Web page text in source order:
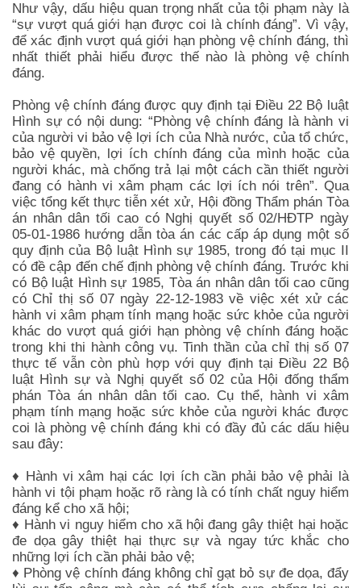
Như vậy, dấu hiệu quan trọng nhất của tội phạm này là
“sự vượt quá giới hạn được coi là chính đáng”. Vì vậy,
để xác định vượt quá giới hạn phòng vệ chính đáng, thì
nhất thiết phải hiểu được thế nào là phòng vệ chính
đáng.
Phòng vệ chính đáng được quy định tại Điều 22 Bộ luật
Hình sự có nội dung: “Phòng vệ chính đáng là hành vi
của người vi bảo vệ lợi ích của Nhà nước, của tổ chức,
bảo vệ quyền, lợi ích chính đáng của mình hoặc của
người khác, mà chống trả lại một cách cần thiết người
đang có hành vi xâm phạm các lợi ích nói trên”. Qua
việc tổng kết thực tiễn xét xử, Hội đồng Thẩm phán Tòa
án nhân dân tối cao có Nghị quyết số 02/HĐTP ngày
05-01-1986 hướng dẫn tòa án các cấp áp dụng một số
quy định của Bộ luật Hình sự 1985, trong đó tại mục II
có đề cập đến chế định phòng vệ chính đáng. Trước khi
có Bộ luật Hình sự 1985, Tòa án nhân dân tối cao cũng
có Chỉ thị số 07 ngày 22-12-1983 về việc xét xử các
hành vi xâm phạm tính mạng hoặc sức khỏe của người
khác do vượt quá giới hạn phòng vệ chính đáng hoặc
trong khi thi hành công vụ. Tinh thần của chỉ thị số 07
thực tế vẫn còn phù hợp với quy định tại Điều 22 Bộ
luật Hình sự và Nghị quyết số 02 của Hội đống thẩm
phán Tòa án nhân dân tối cao. Cụ thể, hành vi xâm
phạm tính mạng hoặc sức khỏe của người khác được
coi là phòng vệ chính đáng khi có đầy đủ các dấu hiệu
sau đây:
♦ Hành vi xâm hại các lợi ích cần phải bảo vệ phải là
hành vi tội phạm hoặc rõ ràng là có tính chất nguy hiểm
đáng kể cho xã hội;
♦ Hành vi nguy hiểm cho xã hội đang gây thiệt hại hoặc
đe dọa gây thiệt hại thực sự và ngay tức khắc cho
những lợi ích cần phải bảo vệ;
♦ Phòng vệ chính đáng không chỉ gạt bỏ sự đe dọa, đẩy